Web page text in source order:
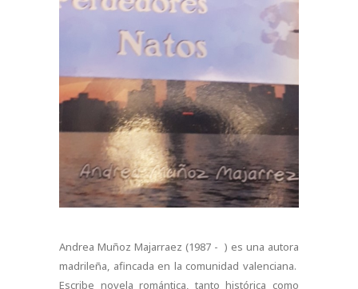
Andrea Muñoz Majarraez (1987 - ) es una autora
madrileña, afincada en la comunidad valenciana.
Escribe novela romántica, tanto histórica como